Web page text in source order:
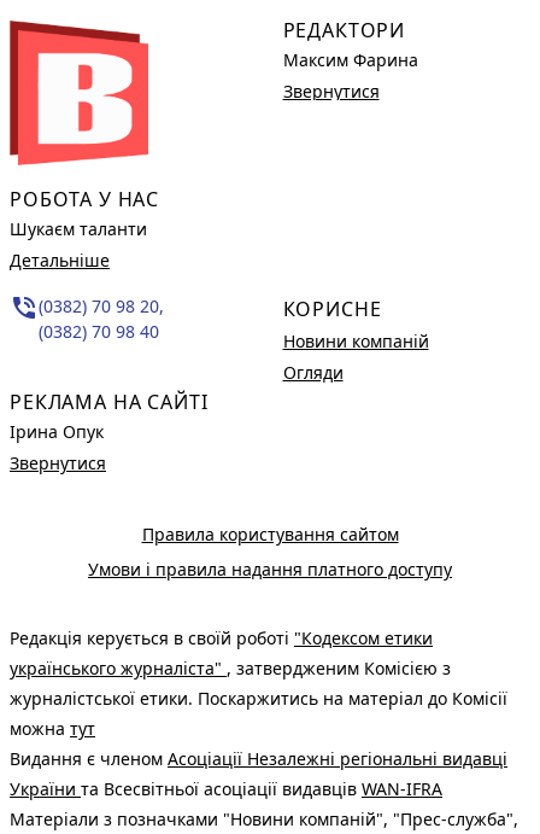
РОБОТА У НАС
Шукаєм таланти
Детальніше
phone_in_talk(0382) 70 98 20,
(0382) 70 98 40
РЕКЛАМА НА САЙТІ
Ірина Опук
Звернутися
РЕДАКТОРИ
Максим Фарина
Звернутися
КОРИСНЕ
Новини компаній
Огляди
Правила користування сайтом
Умови і правила надання платного доступу
Редакція керується в своїй роботі "Кодексом етики
українського журналіста" , затвердженим Комісією з
журналістської етики. Поскаржитись на матеріал до Комісії
можна тут
Видання є членом Асоціації Незалежні регіональні видавці
України та Всесвітньої асоціації видавців WAN-IFRA
Матеріали з позначками "Новини компаній", "Прес-служба",